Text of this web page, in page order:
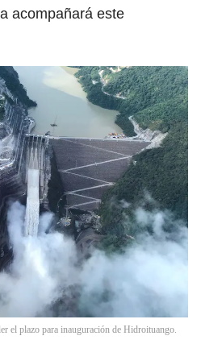
acompañará este
el plazo para inauguración de Hidroituango.